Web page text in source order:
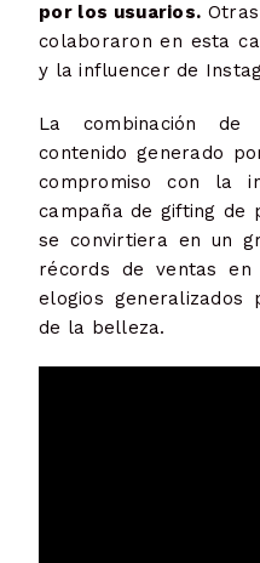
por los usuarios.
colaboraron en esta
y la influencer de
La combinación de
contenido generado
compromiso con la
campaña de gifting de
se convirtiera en un
récords de ventas
elogios generalizados
de la belleza.